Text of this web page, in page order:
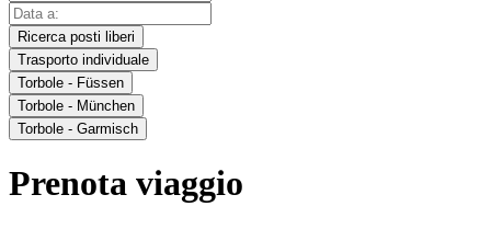
Ricerca posti liberi
Trasporto individuale
Torbole - Füssen
Torbole - München
Torbole - Garmisch
Prenota viaggio